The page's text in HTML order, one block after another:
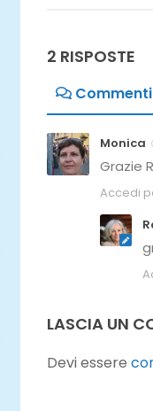
Monica
Grazie
Accedi
LASCIA UN